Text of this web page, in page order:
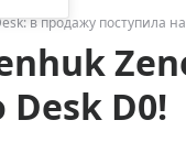
для
для
для биноклей
для луп
в продажу поступила
D0!